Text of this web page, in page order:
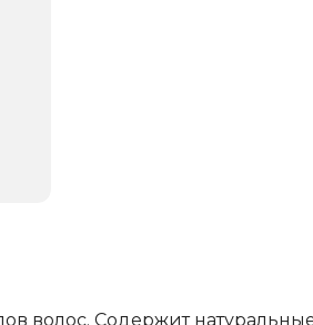
волос. Содержит